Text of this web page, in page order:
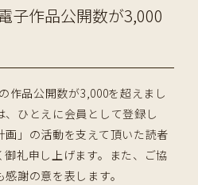
子作品公開数が3,000
品公開数が3,000を超えまし
ひとえに会員として登録し
画」の活動を支えて頂いた読者
礼申し上げます。また、ご協
謝の意を表します。